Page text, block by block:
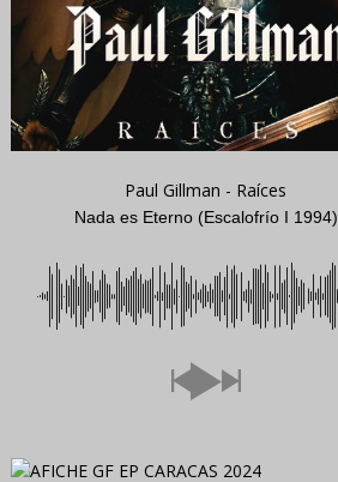
Paul Gillman - Raíces
Nada es Eterno (Escalofrío I 1994)